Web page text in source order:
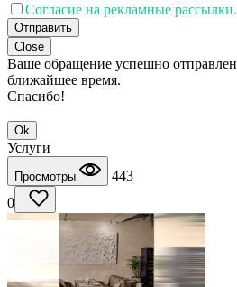
Согласие на рекламные рассылки.
Отправить
Close
Ваше обращение успешно
ближайшее время.
Спасибо!
Ok
Услуги
Просмотры
443
0